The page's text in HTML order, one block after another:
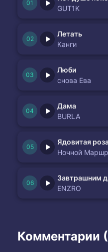
GUT1K
Летать
Канги
Люби
снова Ева
Дама
BURLA
Ядовитая
Ночной
Завтрашним
ENZRO
Комментарии